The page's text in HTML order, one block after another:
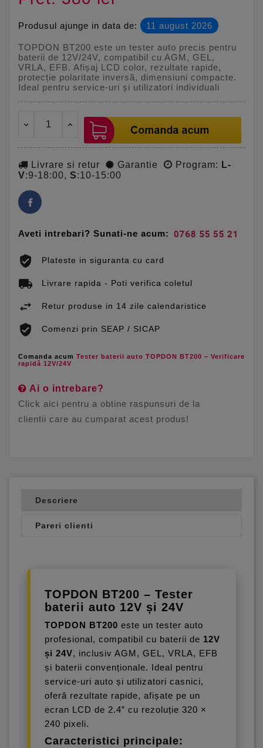
Produsul ajunge in data de: 11 august 2026
TOPDON BT200 este un tester auto precis pentru
baterii de 12V/24V, compatibil cu AGM, GEL,
VRLA, EFB. Afișaj LCD color, rezultate rapide,
protecție polaritate inversă, dimensiuni compacte.
Ideal pentru service-uri și utilizatori individuali
Livrare si retur Garantie Program: L-
V:9-18:00, S:10-15:00
Aveti intrebari? Sunati-ne acum:
Plateste in siguranta cu card
Livrare rapida - Poti verifica coletul
Retur produse in 14 zile calendaristice
Comenzi prin SEAP / SICAP
Comanda acum Tester baterii auto TOPDON BT200 – Verificare
rapidă 12V/24V
Ai o intrebare?
Click aici pentru a obtine raspunsuri de la
clientii care au cumparat acest produs!
Descriere
Pareri clienti
TOPDON BT200 – Tester
baterii auto 12V și 24V
TOPDON BT200 este un tester auto
profesional, compatibil cu baterii de 12V
și 24V, inclusiv AGM, GEL, VRLA, EFB
și baterii convenționale. Ideal pentru
service-uri auto și utilizatori casnici,
oferă rezultate rapide, afișate pe un
ecran LCD de 2.4” cu rezoluție 320 ×
240 pixeli.
Caracteristici principale: